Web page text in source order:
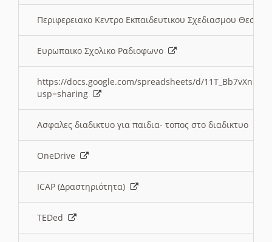
Περιφερειακο Κεντρο Εκπαιδευτικου Σχεδιασμου
Ευρωπαικο Σχολικο Ραδιοφωνο
https://docs.google.com/spreadsheets/d/
usp=sharing
Ασφαλες διαδικτυο για παιδια- τοπος στο διαδικτυο
OneDrive
ICAP (Δραστηριότητα)
TEDed